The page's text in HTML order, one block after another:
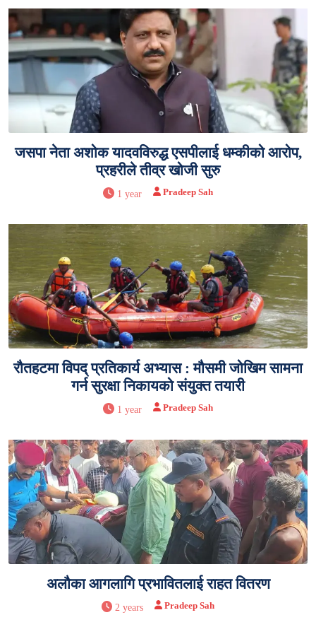
जसपा नेता अशोक यादवविरुद्ध एसपीलाई धम्कीको आरोप,
प्रहरीले तीव्र खोजी सुरु
1 year Pradeep Sah
रौतहटमा विपद् प्रतिकार्य अभ्यास : मौसमी जोखिम सामना
गर्न सुरक्षा निकायको संयुक्त तयारी
1 year Pradeep Sah
अलौका आगलागि प्रभावितलाई राहत वितरण
2 years Pradeep Sah